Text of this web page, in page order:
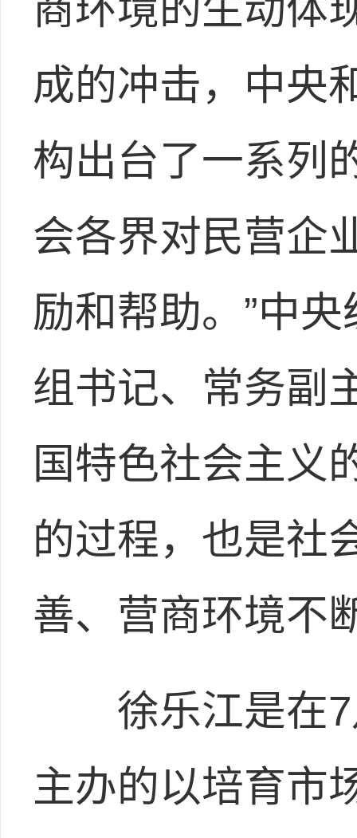
成的冲击，中央
构出台了一系列
会各界对民营企
励和帮助。”中
组书记、常务副
国特色社会主义
的过程，也是社
善、营商环境不
徐乐江是在7
主办的以培育市